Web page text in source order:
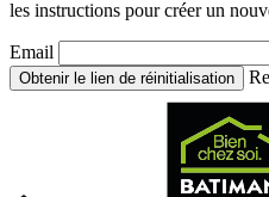
les instructions pour créer un
Email
Obtenir le lien de réinitialisation